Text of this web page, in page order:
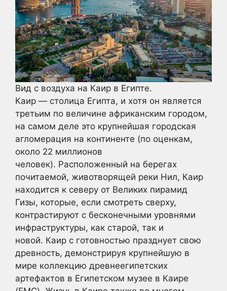
Вид с воздуха на Каир в Египте.
Каир — столица Египта, и хотя он является
третьим по величине африканским городом,
на самом деле это крупнейшая городская
агломерация на континенте (по оценкам,
около 22 миллионов
человек). Расположенный на берегах
почитаемой, животворящей реки Нил, Каир
находится к северу от Великих пирамид
Гизы, которые, если смотреть сверху,
контрастируют с бесконечными уровнями
инфраструктуры, как старой, так и
новой. Каир с готовностью празднует свою
древность, демонстрируя крупнейшую в
мире коллекцию древнеегипетских
артефактов в Египетском музее в Каире